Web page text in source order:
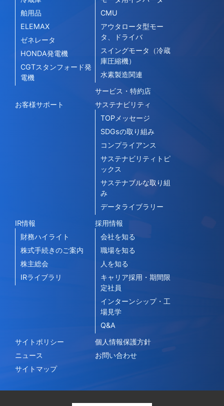
舶用品
ELEMAX
ゼネレータ
HONDA発電機
CGTスタンフォード発
電機
CMU
アウタロータ型モー
タ、ドライバ
スイングモータ（冷蔵
庫圧縮機）
水素製造関連
サービス・特約店
お客様サポート
サステナビリティ
TOPメッセージ
SDGsの取り組み
コンプライアンス
サステナビリティトピ
ックス
サステナブルな取り組
み
データライブラリー
IR情報
財務ハイライト
株式手続きのご案内
株主総会
IRライブラリ
採用情報
会社を知る
職場を知る
人を知る
キャリア採用・期間限
定社員
インターンシップ・工
場見学
Q&A
サイトポリシー
個人情報保護方針
ニュース
お問い合わせ
サイトマップ